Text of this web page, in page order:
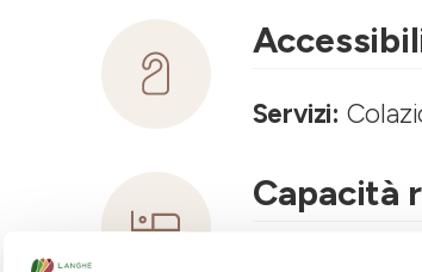
Servizi:
Capacità